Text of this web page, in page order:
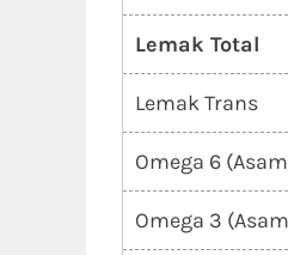
Lemak Total
Lemak Trans
Omega 6
Omega 3